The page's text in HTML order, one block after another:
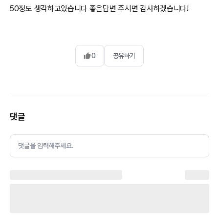
50정도 생각하고있습니다 좋은답변 주시면 감사하겠습니다!
0 공유하기
댓글
댓글을 입력해주세요.